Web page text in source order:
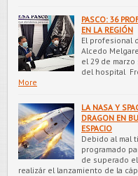
PASCO: 36
EN LA REGIÓN
El profesional
Alcedo
el 29 de
del hospital
More
LA NASA Y
DRAGON EN
ESPACIO
Debido al mal
programado
de superado
realizár el lanzamiento de la